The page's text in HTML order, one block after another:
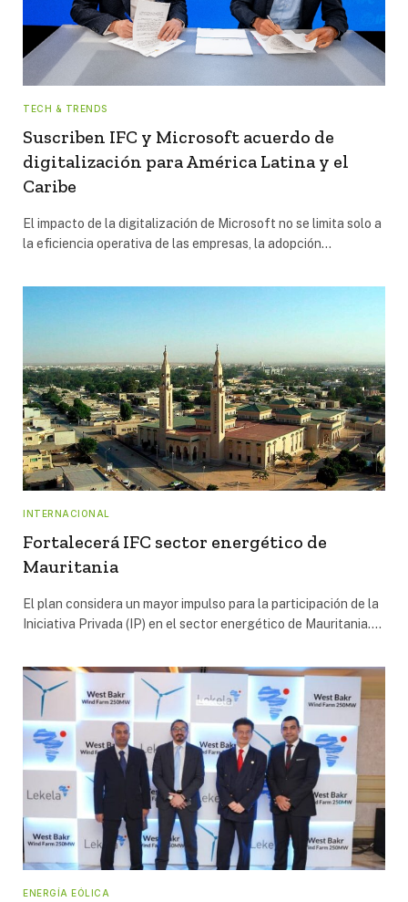
TECH & TRENDS
Suscriben IFC y Microsoft acuerdo de
digitalización para América Latina y el
Caribe
El impacto de la digitalización de Microsoft no se limita solo a
la eficiencia operativa de las empresas, la adopción…
INTERNACIONAL
Fortalecerá IFC sector energético de
Mauritania
El plan considera un mayor impulso para la participación de la
Iniciativa Privada (IP) en el sector energético de Mauritania.…
ENERGÍA EÓLICA